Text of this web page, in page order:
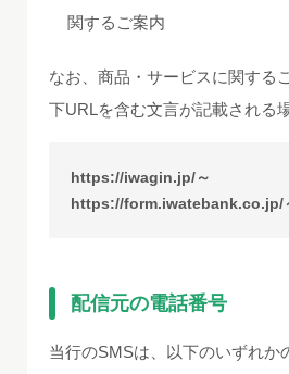
関するご案内
なお、商品・サービスに関する
下URLを含む文言が記載される
https://iwagin.jp/～
https://form.iwatebank.co.jp/
配信元の電話番号
当行のSMSは、以下のいずれか